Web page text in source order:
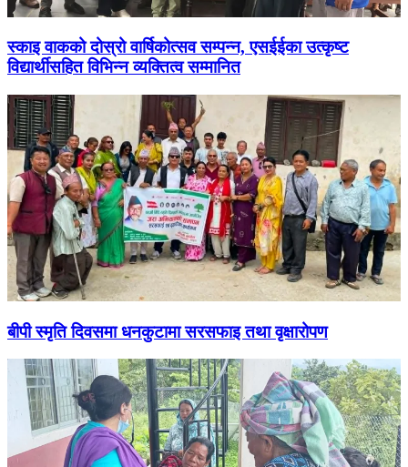
स्काइ वाकको दोस्रो वार्षिकोत्सव सम्पन्न, एसईईका उत्कृष्ट
विद्यार्थीसहित विभिन्न व्यक्तित्व सम्मानित
बीपी स्मृति दिवसमा धनकुटामा सरसफाइ तथा वृक्षारोपण